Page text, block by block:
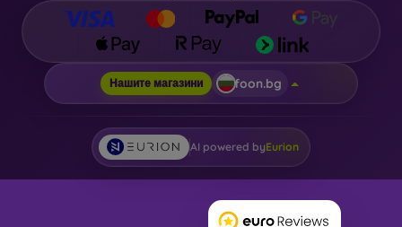
Нашите магазини foon.bg
AI powered byEurion